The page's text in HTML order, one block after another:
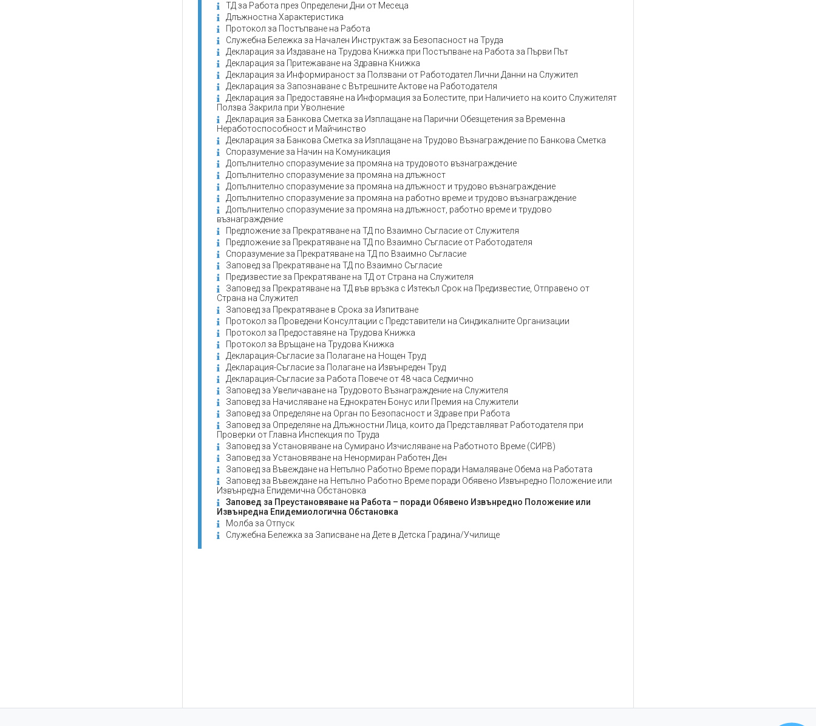
ТД за Работа през Определени Дни от Месеца
Длъжностна Характеристика
Протокол за Постъпване на Работа
Служебна Бележка за Начален Инструктаж за Безопасност на Труда
Декларация за Издаване на Трудова Книжка при Постъпване на Работа за Първи Път
Декларация за Притежаване на Здравна Книжка
Декларация за Информираност за Ползвани от Работодател Лични Данни на Служител
Декларация за Запознаване с Вътрешните Актове на Работодателя
Декларация за Предоставяне на Информация за Болестите, при Наличието на които Служителят
Ползва Закрила при Уволнение
Декларация за Банкова Сметка за Изплащане на Парични Обезщетения за Временна
Неработоспособност и Майчинство
Декларация за Банкова Сметка за Изплащане на Трудово Възнаграждение по Банкова Сметка
Споразумение за Начин на Комуникация
Допълнително споразумение за промяна на трудовото възнаграждение
Допълнително споразумение за промяна на длъжност
Допълнително споразумение за промяна на длъжност и трудово възнаграждение
Допълнително споразумение за промяна на работно време и трудово възнаграждение
Допълнително споразумение за промяна на длъжност, работно време и трудово
възнаграждение
Предложение за Прекратяване на ТД по Взаимно Съгласие от Служителя
Предложение за Прекратяване на ТД по Взаимно Съгласие от Работодателя
Споразумение за Прекратяване на ТД по Взаимно Съгласие
Заповед за Прекратяване на ТД по Взаимно Съгласие
Предизвестие за Прекратяване на ТД от Страна на Служителя
Заповед за Прекратяване на ТД във връзка с Изтекъл Срок на Предизвестие, Отправено от
Страна на Служител
Заповед за Прекратяване в Срока за Изпитване
Протокол за Проведени Консултации с Представители на Синдикалните Организации
Протокол за Предоставяне на Трудова Книжка
Протокол за Връщане на Трудова Книжка
Декларация-Съгласие за Полагане на Нощен Труд
Декларация-Съгласие за Полагане на Извънреден Труд
Декларация-Съгласие за Работа Повече от 48 часа Седмично
Заповед за Увеличаване на Трудовото Възнаграждение на Служителя
Заповед за Начисляване на Еднократен Бонус или Премия на Служители
Заповед за Определяне на Орган по Безопасност и Здраве при Работа
Заповед за Определяне на Длъжностни Лица, които да Представляват Работодателя при
Проверки от Главна Инспекция по Труда
Заповед за Установяване на Сумирано Изчисляване на Работното Време (СИРВ)
Заповед за Установяване на Ненормиран Работен Ден
Заповед за Въвеждане на Непълно Работно Време поради Намаляване Обема на Работата
Заповед за Въвеждане на Непълно Работно Време поради Обявено Извънредно Положение или
Извънредна Епидемична Обстановка
Заповед за Преустановяване на Работа – поради Обявено Извънредно Положение или
Извънредна Епидемиологична Обстановка
Молба за Отпуск
Служебна Бележка за Записване на Дете в Детска Градина/Училище